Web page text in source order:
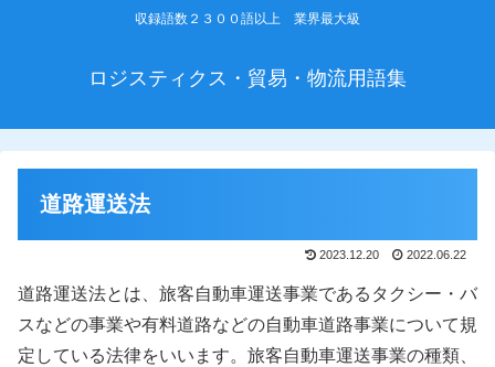
収録語数２３００語以上 業界最大級
ロジスティクス・貿易・物流用語集
道路運送法
2023.12.20 2022.06.22
道路運送法とは、旅客自動車運送事業であるタクシー・バ
スなどの事業や有料道路などの自動車道路事業について規
定している法律をいいます。旅客自動車運送事業の種類、